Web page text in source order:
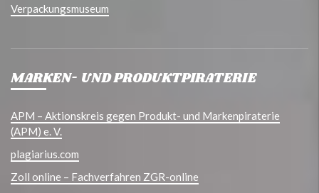
Verpackungsmuseum
MARKEN- UND PRODUKTPIRATERIE
APM – Aktionskreis gegen Produkt- und Markenpiraterie
(APM) e. V.
plagiarius.com
Zoll online – Fachverfahren ZGR-online